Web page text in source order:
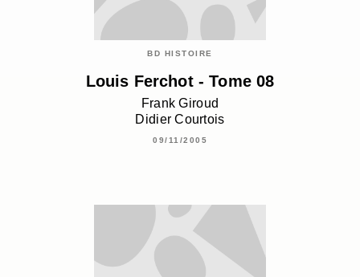
BD HISTOIRE
Louis Ferchot - Tome 08
Frank Giroud
Didier Courtois
09/11/2005